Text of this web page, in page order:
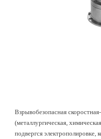
Взрывобезопасная
(металлургическая,
подвергся электрополировке,